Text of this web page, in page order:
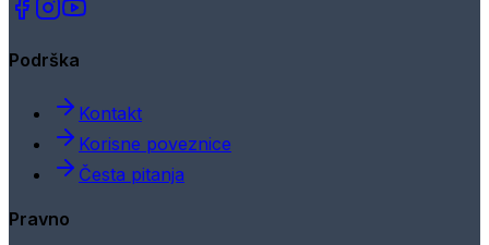
Podrška
Kontakt
Korisne poveznice
Česta pitanja
Pravno